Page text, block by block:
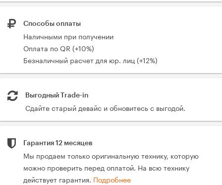
Способы оплаты
Наличными при получении
Оплата по QR (+10%)
Безналичный расчет для юр. лиц (+12%)
Выгодный Trade-in
Сдайте старый девайс и обновитесь с выгодой.
Гарантия 12 месяцев
Мы продаем только оригинальную технику, которую
можно проверить перед оплатой. На всю технику
действует гарантия. Подробнее